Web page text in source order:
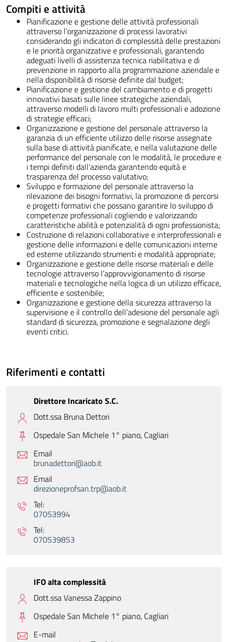
Compiti e attività
Pianificazione e gestione delle attività professionali
attraverso l’organizzazione di processi lavorativi
considerando gli indicatori di complessità delle prestazioni
e le priorità organizzative e professionali, garantendo
adeguati livelli di assistenza tecnica riabilitativa e di
prevenzione in rapporto alla programmazione aziendale e
nella disponibilità di risorse definite dal budget;
Pianificazione e gestione del cambiamento e di progetti
innovativi basati sulle linee strategiche aziendali,
attraverso modelli di lavoro multi professionali e adozione
di strategie efficaci;
Organizzazione e gestione del personale attraverso la
garanzia di un efficiente utilizzo delle risorse assegnate
sulla base di attività pianificate, e nella valutazione delle
performance del personale con le modalità, le procedure e
i tempi definiti dall’azienda garantendo equità e
trasparenza del processo valutativo;
Sviluppo e formazione del personale attraverso la
rilevazione dei bisogni formativi, la promozione di percorsi
e progetti formativi che possano garantire lo sviluppo di
competenze professionali cogliendo e valorizzando
caratteristiche abilità e potenzialità di ogni professionista;
Costruzione di relazioni collaborative e interprofessionali e
gestione delle informazioni e delle comunicazioni interne
ed esterne utilizzando strumenti e modalità appropriate;
Organizzazione e gestione delle risorse materiali e delle
tecnologie attraverso l’approvvigionamento di risorse
materiali e tecnologiche nella logica di un utilizzo efficace,
efficiente e sostenibile;
Organizzazione e gestione della sicurezza attraverso la
supervisione e il controllo dell’adesione del personale agli
standard di sicurezza, promozione e segnalazione degli
eventi critici.
Riferimenti e contatti
Direttore Incaricato S.C.
Dott.ssa Bruna Dettori
Ospedale San Michele 1° piano, Cagliari
Email
brunadettori@aob.it
Email
direzioneprofsan.trp@aob.it
Tel:
07053994
Tel:
070539853
IFO alta complessità
Dott.ssa Vanessa Zappino
Ospedale San Michele 1° piano, Cagliari
E-mail